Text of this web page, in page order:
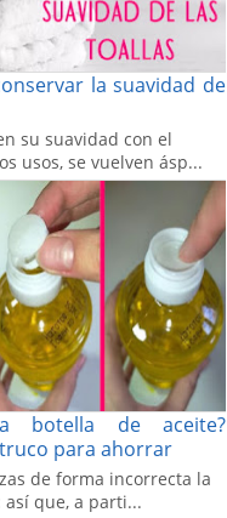
la suavidad de
su suavidad con el
usos, se vuelven ásp...
botella de aceite?
para ahorrar
de forma incorrecta la
que, a parti...